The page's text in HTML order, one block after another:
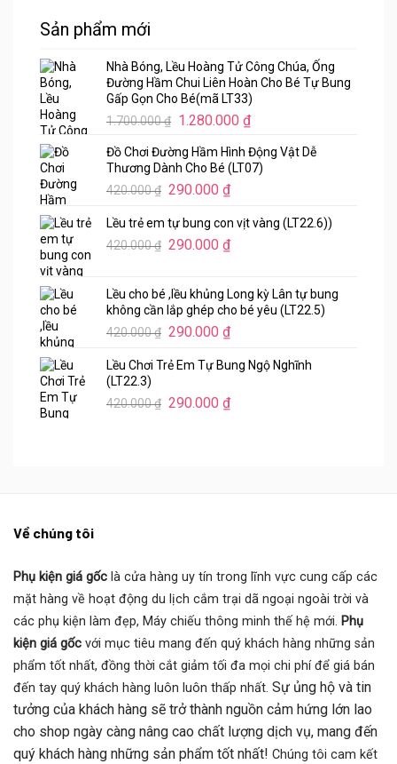
Sản phẩm mới
Nhà Bóng, Lều Hoàng Tử Công Chúa, Ống
Đường Hầm Chui Liên Hoàn Cho Bé Tự Bung
Gấp Gọn Cho Bé(mã LT33)
1.700.000₫ Giá
là:
1.700.000 ₫.
1.280.000₫Giá
tại
là:
Đồ Chơi Đường Hầm Hình Động Vật Dễ
Thương Dành Cho Bé (LT07)
420.000₫ Giá
là:
420.000 ₫.
290.000₫Giá
tại
là:
Lều trẻ em tự bung con vịt vàng (LT22.6))
420.000₫ Giá
420.000 ₫.
290.000₫Giá
là:
290.000 ₫.
Lều cho bé ,lều khủng Long kỳ Lân tự bung
không cần lắp ghép cho bé yêu (LT22.5)
420.000₫ Giá
là:
290.000₫Giá
tại
290.000 ₫.
Lều Chơi Trẻ Em Tự Bung Ngộ Nghĩnh
(LT22.3)
420.000₫ Giá
290.000₫Giá
Về chúng tôi
Phụ kiện giá gốc là cửa hàng uy tín trong lĩnh vực cung cấp các
mặt hàng về hoạt động du lịch cắm trại dã ngoại ngoài trời và
các phụ kiện làm đẹp, Máy chiếu thông minh thế hệ mới. Phụ
kiện giá gốc với mục tiêu mang đến quý khách hàng những sản
phẩm tốt nhất, đồng thời cắt giảm tối đa mọi chi phí để giá bán
đến tay quý khách hàng luôn luôn thấp nhất. Sự ủng hộ và tin
tưởng của khách hàng sẽ trở thành nguồn cảm hứng lớn lao
cho shop ngày càng nâng cao chất lượng dịch vụ, mang đến
quý khách hàng những sản phẩm tốt nhất! Chúng tôi cam kết